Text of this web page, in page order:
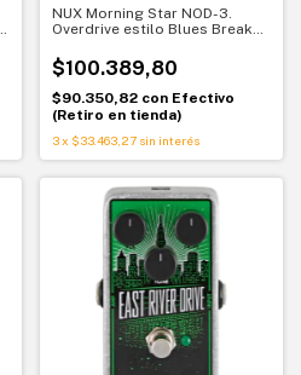
NUX Morning Star NOD-3.
Overdrive estilo Blues Breaker.
$100.389,80
$90.350,82 con Efectivo
(Retiro en tienda)
3 x $33.463,27 sin interés